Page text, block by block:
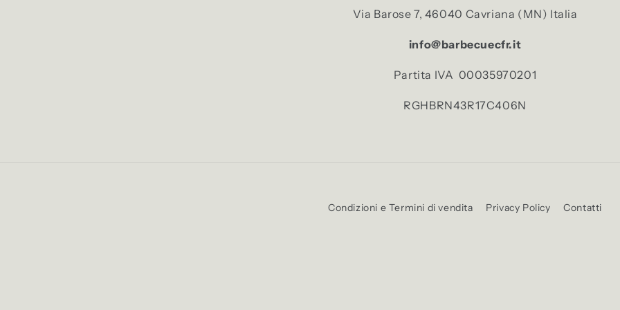
Via Barose 7, 46040 Cavriana (MN) Italia
info@barbecuecfr.it
Partita IVA 00035970201
RGHBRN43R17C406N
Condizioni e Termini di vendita Privacy Policy Contatti